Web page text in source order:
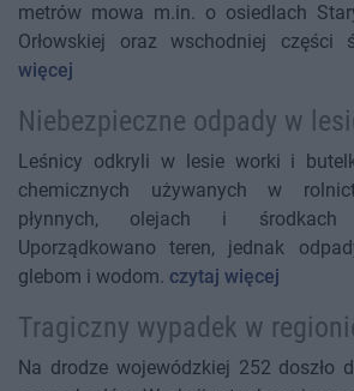
metrów mowa m.in. o osiedlach
Orłowskiej oraz wschodniej części
więcej
Niebezpieczne odpady w
Leśnicy odkryli w lesie worki i
chemicznych używanych w
płynnych, olejach i środkach
Uporządkowano teren, jednak
glebom i wodom. czytaj więcej
Tragiczny wypadek w
Na drodze wojewódzkiej 252 doszło